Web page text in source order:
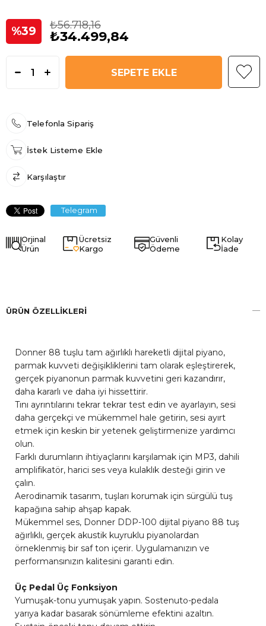
39 ₺56.718,16
₺34.499,84
Telefonla Sipariş
İstek Listeme Ekle
Karşılaştır
Telegram
Orjinal
Ürün
Ücretsiz
Kargo
Güvenli
Ödeme
Kolay
İade
ÜRÜN ÖZELLIKLERI
Donner 88 tuşlu tam ağırlıklı hareketli dijital piyano,
parmak kuvveti değişikliklerini tam olarak eşleştirerek,
gerçek piyanonun parmak kuvvetini geri kazandırır,
daha kararlı ve daha iyi hissettirir.
Tını ayrıntılarını tekrar tekrar test edin ve ayarlayın, sesi
daha gerçekçi ve mükemmel hale getirin, sesi ayırt
etmek için keskin bir yetenek geliştirmenize yardımcı
olun.
Farklı durumların ihtiyaçlarını karşılamak için MP3, dahili
amplifikatör, harici ses veya kulaklık desteği girin ve
çalın.
Aerodinamik tasarım, tuşları korumak için sürgülü tuş
kapağına sahip ahşap kapak.
Mükemmel ses, Donner DDP-100 dijital piyano 88 tuş
ağırlıklı, gerçek akustik kuyruklu piyanolardan
örneklenmiş bir saf ton içerir. Uygulamanızın ve
performansınızın kalitesini garanti edin.
Üç Pedal Üç Fonksiyon
Yumuşak-tonu yumuşak yapın. Sostenuto-pedala
yarıya kadar basarak sönümleme efektini azaltın.